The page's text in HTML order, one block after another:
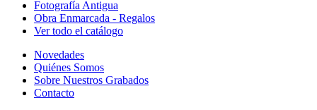
Fotografía Antigua
Obra Enmarcada - Regalos
Ver todo el catálogo
Novedades
Quiénes Somos
Sobre Nuestros Grabados
Contacto